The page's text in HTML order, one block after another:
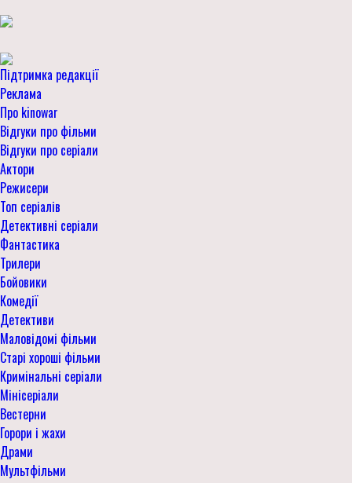
Підтримка редакції
Реклама
Про kinowar
Відгуки про фільми
Відгуки про серіали
Актори
Режисери
Топ серіалів
Детективні серіали
Фантастика
Трилери
Бойовики
Комедії
Детективи
Маловідомі фільми
Старі хороші фільми
Кримінальні серіали
Мінісеріали
Вестерни
Горори і жахи
Драми
Мультфільми